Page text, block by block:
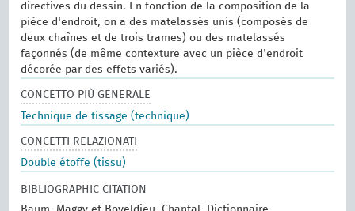
directives du dessin. En fonction de la composition de la
pièce d'endroit, on a des matelassés unis (composés de
deux chaînes et de trois trames) ou des matelassés
façonnés (de même contexture avec un pièce d'endroit
décorée par des effets variés).
CONCETTO PIÙ GENERALE
Technique de tissage (technique)
CONCETTI RELAZIONATI
Double étoffe (tissu)
BIBLIOGRAPHIC CITATION